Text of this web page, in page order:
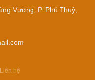
Vương, P. Phú Thuỷ,
Liên hệ